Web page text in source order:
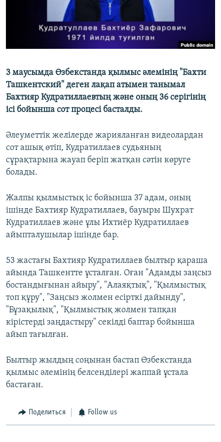
3 маусымда Өзбекстанда қылмыс әлемінің "Бахти
Ташкентский" деген лақап атымен танымал
Бахтияр Кудратиллаевтың және оның 36 серігінің
ісі бойынша сот процесі басталды.
Әлеуметтік желілерде жарияланған видеолардан
сот ашық өтіп, Кудратиллаев судьяның
сұрақтарына жауап беріп жатқан сәтін көруге
болады.
Жалпы қылмыстық іс бойынша 37 адам, оның
ішінде Бахтияр Кудратиллаев, бауыры Шухрат
Кудратиллаев және ұлы Ихтиёр Кудратиллаев
айыпталушылар ішінде бар.
53 жастағы Бахтияр Кудратиллаев былтыр қараша
айында Ташкентте ұсталған. Оған "Адамды заңсыз
бостандығынан айыру", "Алаяқтық", "Қылмыстық
топ құру", "Заңсыз жолмен есірткі дайынду",
"Бұзақылық", "Қылмыстық жолмен тапқан
кірістерді заңдастыру" секілді баптар бойынша
айып тағылған.
Былтыр жылдың соңынан бастап Өзбекстанда
қылмыс әлемінің белсенділері жаппай ұстала
бастаған.
Поделиться Follow us